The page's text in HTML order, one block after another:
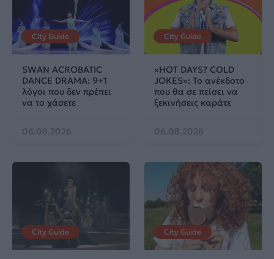
City Guide
SWAN ACROBATIC
DANCE DRAMA: 9+1
λόγοι που δεν πρέπει
να το χάσετε
06.08.2026
City Guide
«HOT DAYS? COLD
JOKES»: Το ανέκδοτο
που θα σε πείσει να
ξεκινήσεις καράτε
06.08.2026
City Guide City Guide